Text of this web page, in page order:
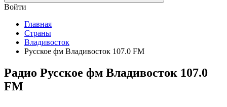
Войти
Главная
Страны
Владивосток
Русское фм Владивосток 107.0 FM
Радио Русское фм Владивосток 107.0
FM